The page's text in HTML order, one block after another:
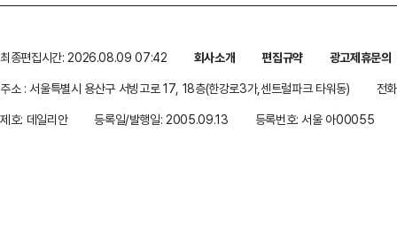
최종편집시간: 2026.08.09 07:42 회사소개 편집규약
광고제휴문의
주소 : 서울특별시 용산구 서빙고로 17, 18층(한강로3가,센트럴파크 타워동)
전
제호: 데일리안
등록일/발행일: 2005.09.13 등록번호: 서울 아00055